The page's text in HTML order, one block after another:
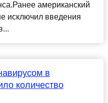
американский
исключил введения
в
количество